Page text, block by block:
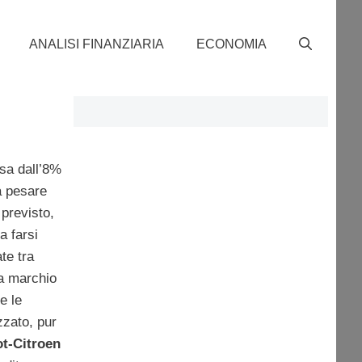
ANALISI FINANZIARIA ECONOMIA
dall’8%
pesare
farsi
tra
marchio
le
pur
Citroen